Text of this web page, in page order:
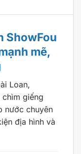
ShowFou
mẽ,
Loan,
chìm giếng
nước chuyên
địa hình và